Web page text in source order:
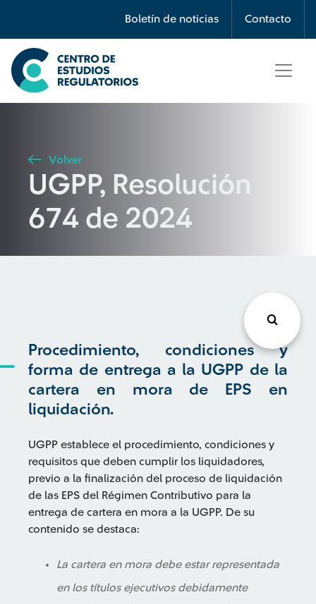
Boletín de noticias Contacto
Búsqueda
Seleccione país
Buscar
Volver
UGPP, Resolución
674 de 2024
Procedimiento, condiciones y
forma de entrega a la UGPP de la
cartera en mora de EPS en
liquidación.
UGPP establece el procedimiento, condiciones y
requisitos que deben cumplir los liquidadores,
previo a la finalización del proceso de liquidación
de las EPS del Régimen Contributivo para la
entrega de cartera en mora a la UGPP. De su
contenido se destaca:
La cartera en mora debe estar representada
en los títulos ejecutivos debidamente